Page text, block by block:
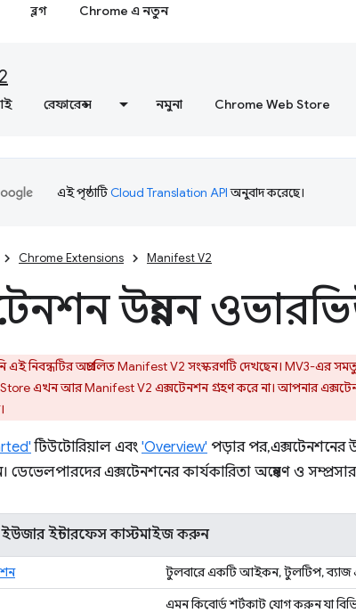
ব্লগ Chrome এ নতুন
রেফারেন্স নমুনা Chrome Web Store
এই পৃষ্ঠাটিCloud Translation APIঅনুবাদ করেছে।
Chrome Extensions Manifest V2
উন্নয়ন
নিবন্ধটির অপ্রচলিত Manifest V2 সংস্করণটি দেখছেন। MV3-এর
এখন আর Manifest V2 এক্সটেনশন গ্রহণ করে না। আপনার
টিউটোরিয়াল এবং 'Overview' পড়ার পর, এক্সটেনশনের
ডেভেলপারদের এক্সটেনশনের কার্যকারিতা অন্বেষণ ও
ইন্টারফেস কাস্টমাইজ করুন
টুলবারে একটি আইকন, টুলটিপ,
এমন কিবোর্ড শর্টকাট যোগ করুন যা